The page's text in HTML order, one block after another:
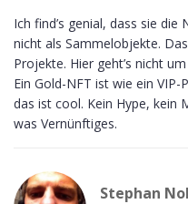
Ich find’s genial, dass sie die
nicht als Sammelobjekte.
Projekte. Hier geht’s nicht
Ein Gold-NFT ist wie ein VIP-
das ist cool. Kein Hype, kein
was Vernünftiges.
Stephan